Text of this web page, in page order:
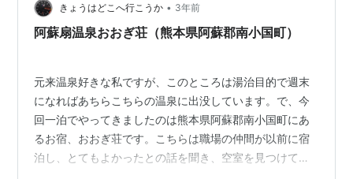
きょうはどこへ行こうか • 3年前
阿蘇扇温泉おおぎ荘（熊本県阿蘇郡南小国町）
元来温泉好きな私ですが、このところは湯治目的で週末
になればあちらこちらの温泉に出没しています。で、今
回一泊でやってきましたのは熊本県阿蘇郡南小国町にあ
るお宿、おおぎ荘です。こちらは職場の仲間が以前に宿
泊し、とてもよかったとの話を聞き、空室を見つけてす